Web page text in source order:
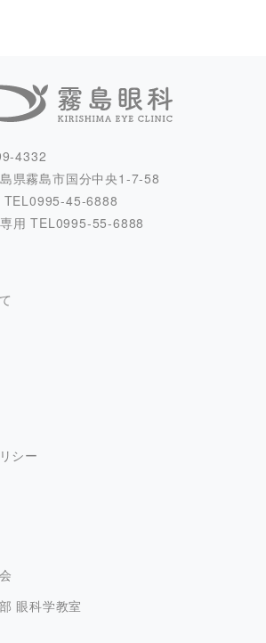
4332
県霧島市国分中央1-7-58
0995-45-6888
用 TEL 0995-55-6888
シー
眼科学教室